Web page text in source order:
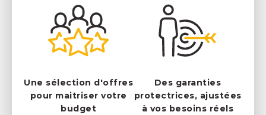
Une sélection d'offres
pour maitriser votre
budget
Des garanties
protectrices, ajustées
à vos besoins réels